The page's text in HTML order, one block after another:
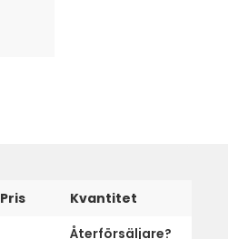
Pris
Kvantitet
Återförsäljare?